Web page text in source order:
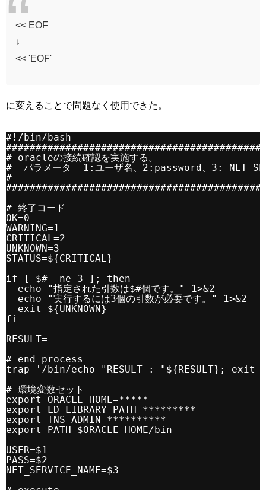
<< EOF
↓
<< 'EOF'
に変えることで問題なく使用できた。
#!/bin/bash
# oracleの接続確認を実施する。
#  パラメータ  1:ユーザ名、2:password、3:
#
# 終了コード
OK=0
WARNING=1
CRITICAL=2
UNKNOWN=3
STATUS=${CRITICAL}
if [ $# -ne 3 ]; then
echo "指定された引数は$#個です。" 1>&2
echo "実行するには3個の引数が必要です。" 1>&2
exit ${UNKNOWN}
fi
RESULT=
# end process
trap '/bin/echo "RESULT : "${RESULT}; exit
# 環境変数セット
export ORACLE_HOME=*****
export LD_LIBRARY_PATH=*********
export TNS_ADMIN=**********
export PATH=$ORACLE_HOME/bin
USER=$1
PASS=$2
NET_SERVICE_NAME=$3